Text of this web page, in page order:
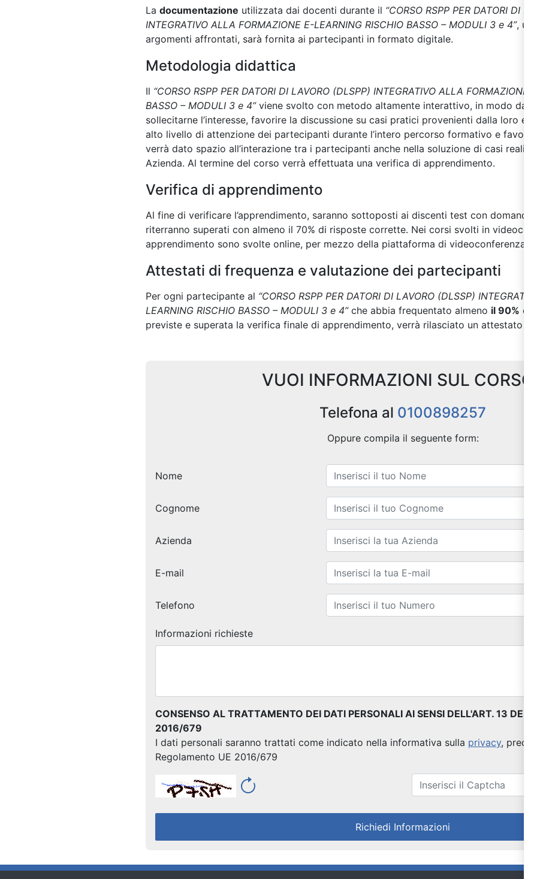
La documentazione utilizzata dai docenti durante il “CORSO RSPP PER DATORI DI
INTEGRATIVO ALLA FORMAZIONE E-LEARNING RISCHIO BASSO – MODULI 3 e 4”,
argomenti affrontati, sarà fornita ai partecipanti in formato digitale.
Metodologia didattica
Il “CORSO RSPP PER DATORI DI LAVORO (DLSPP) INTEGRATIVO ALLA FORMAZIONE
BASSO – MODULI 3 e 4” viene svolto con metodo altamente interattivo, in modo da
sollecitarne l’interesse, favorire la discussione su casi pratici provenienti dalla loro
alto livello di attenzione dei partecipanti durante l’intero percorso formativo e favorire
verrà dato spazio all’interazione tra i partecipanti anche nella soluzione di casi reali
Azienda. Al termine del corso verrà effettuata una verifica di apprendimento.
Verifica di apprendimento
Al fine di verificare l’apprendimento, saranno sottoposti ai discenti test con domande
riterranno superati con almeno il 70% di risposte corrette. Nei corsi svolti in
apprendimento sono svolte online, per mezzo della piattaforma di videoconferenza.
Attestati di frequenza e valutazione dei partecipanti
Per ogni partecipante al “CORSO RSPP PER DATORI DI LAVORO (DLSSP)
LEARNING RISCHIO BASSO – MODULI 3 e 4” che abbia frequentato almeno il 90%
previste e superata la verifica finale di apprendimento, verrà rilasciato un attestato di
VUOI INFORMAZIONI SUL CORSO?
Telefona al 0100898257
Oppure compila il seguente form:
Nome
Cognome
Azienda
E-mail
Telefono
Informazioni richieste
CONSENSO AL TRATTAMENTO DEI DATI PERSONALI AI SENSI DELL'ART. 13 DEL
2016/679
I dati personali saranno trattati come indicato nella informativa sulla privacy,
Regolamento UE 2016/679
Richiedi Informazioni